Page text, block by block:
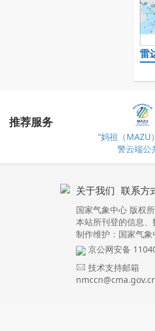
雷
推荐服务
“妈祖（MAZU
警云端公
关于我们 联系方
国家气象中心 版权
本站所刊登的信息
制作维护：国家气
京公网安备
技术支持邮箱